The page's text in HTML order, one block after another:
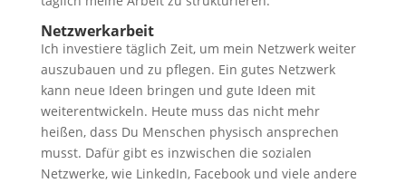
Netzwerkarbeit
Ich investiere täglich Zeit, um mein Netzwerk weiter
auszubauen und zu pflegen. Ein gutes Netzwerk
kann neue Ideen bringen und gute Ideen mit
weiterentwickeln. Heute muss das nicht mehr
heißen, dass Du Menschen physisch ansprechen
musst. Dafür gibt es inzwischen die sozialen
Netzwerke, wie LinkedIn, Facebook und viele andere